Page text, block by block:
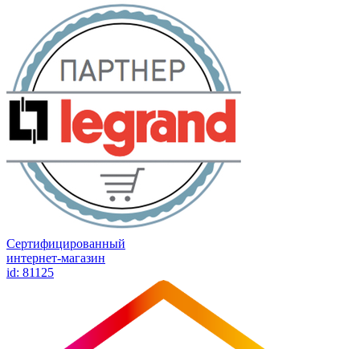
Сертифицированный
интернет-магазин
id: 81125